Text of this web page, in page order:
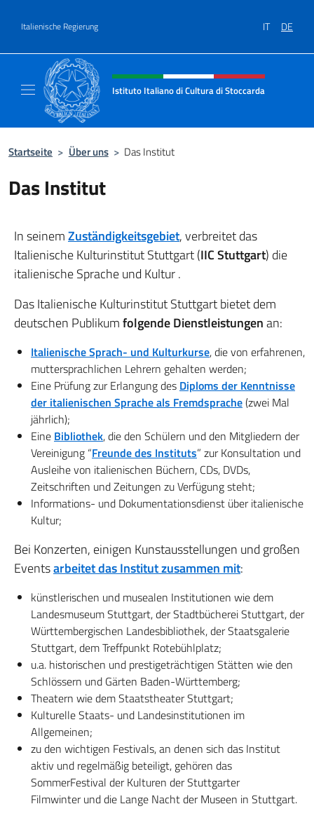
Italienische Regierung IT DE
Header-Site, Social und Menü
Istituto Italiano di Cultura di Stoccarda
Startseite > Über uns > Das Institut
Das Institut
In seinemZuständigkeitsgebiet, verbreitet das
Italienische Kulturinstitut Stuttgart (IIC Stuttgart) die
italienische Sprache und Kultur .
Das Italienische Kulturinstitut Stuttgart bietet dem
deutschen Publikumfolgende Dienstleistungenan:
Italienische Sprach- und Kulturkurse, die von erfahrenen,
muttersprachlichen Lehrern gehalten werden;
Eine Prüfung zur Erlangung des Diploms der Kenntnisse
der italienischen Sprache als Fremdsprache(zwei Mal
jährlich);
Eine Bibliothek, die den Schülern und den Mitgliedern der
Vereinigung “Freunde des Instituts” zur Konsultation und
Ausleihe von italienischen Büchern, CDs, DVDs,
Zeitschriften und Zeitungen zu Verfügung steht;
Informations- und Dokumentationsdienst über italienische
Kultur;
Bei Konzerten, einigen Kunstausstellungen und großen
Eventsarbeitet das Institut zusammen mit:
künstlerischen und musealen Institutionen wie dem
Landesmuseum Stuttgart, der Stadtbücherei Stuttgart, der
Württembergischen Landesbibliothek, der Staatsgalerie
Stuttgart, dem Treffpunkt Rotebühlplatz;
u.a. historischen und prestigeträchtigen Stätten wie den
Schlössern und Gärten Baden-Württemberg;
Theatern wie dem Staatstheater Stuttgart;
Kulturelle Staats- und Landesinstitutionen im
Allgemeinen;
zu den wichtigen Festivals, an denen sich das Institut
aktiv und regelmäßig beteiligt, gehören das
SommerFestival der Kulturen der Stuttgarter
Filmwinter und die Lange Nacht der Museen in Stuttgart.